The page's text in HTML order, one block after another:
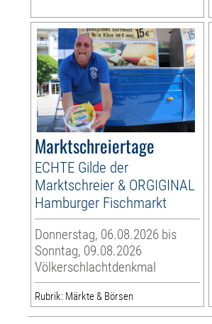
Marktschreiertage
ECHTE Gilde der
Marktschreier & ORGIGINAL
Hamburger Fischmarkt
Donnerstag, 06.08.2026 bis
Sonntag, 09.08.2026
Völkerschlachtdenkmal
Rubrik: Märkte & Börsen